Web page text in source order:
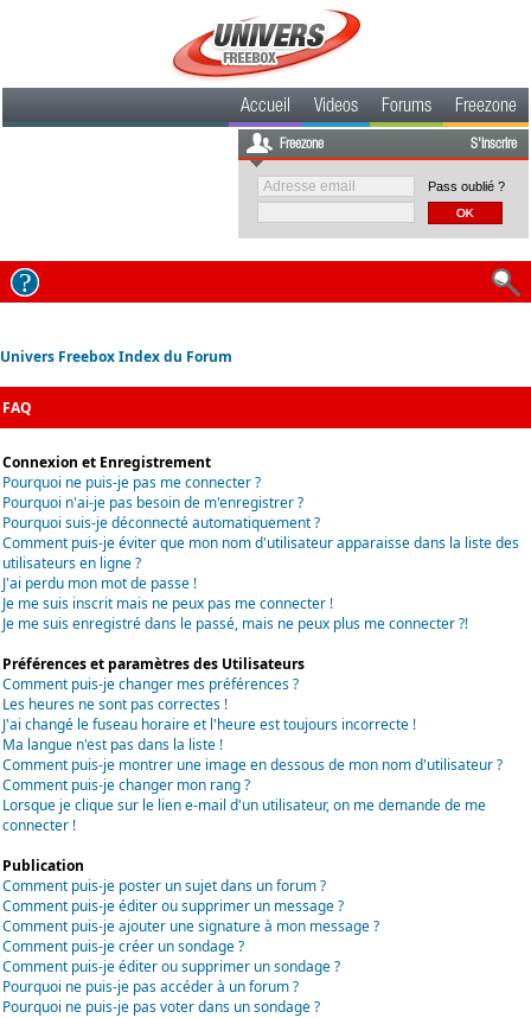
Accueil Videos Forums Freezone
Freezone S'inscrire
Pass oublié ?
Univers Freebox Index du Forum
FAQ
Connexion et Enregistrement
Pourquoi ne puis-je pas me connecter ?
Pourquoi n'ai-je pas besoin de m'enregistrer ?
Pourquoi suis-je déconnecté automatiquement ?
Comment puis-je éviter que mon nom d'utilisateur apparaisse dans la liste des
utilisateurs en ligne ?
J'ai perdu mon mot de passe !
Je me suis inscrit mais ne peux pas me connecter !
Je me suis enregistré dans le passé, mais ne peux plus me connecter ?!
Préférences et paramètres des Utilisateurs
Comment puis-je changer mes préférences ?
Les heures ne sont pas correctes !
J'ai changé le fuseau horaire et l'heure est toujours incorrecte !
Ma langue n'est pas dans la liste !
Comment puis-je montrer une image en dessous de mon nom d'utilisateur ?
Comment puis-je changer mon rang ?
Lorsque je clique sur le lien e-mail d'un utilisateur, on me demande de me
connecter !
Publication
Comment puis-je poster un sujet dans un forum ?
Comment puis-je éditer ou supprimer un message ?
Comment puis-je ajouter une signature à mon message ?
Comment puis-je créer un sondage ?
Comment puis-je éditer ou supprimer un sondage ?
Pourquoi ne puis-je pas accéder à un forum ?
Pourquoi ne puis-je pas voter dans un sondage ?